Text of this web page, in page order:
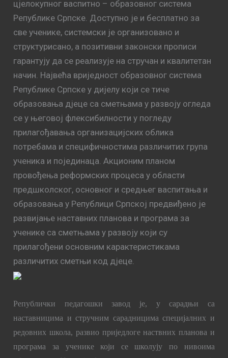
цјелокупног васпитно – образовног система
Републике Српске. Доступно је и бесплатно за
све ученике, системски је организовано и
структурисано, а позитивни законски прописи
гарантују да се реализује на стручан и квалитетан
начин. Највећа вриједност образовног система
Републике Српске у дијелу који се тиче
образовања дјеце са сметњама у развоју огледа
се у његовој флексибилности у погледу
прилагођавања организацијских облика
потребама и специфичностима различитих група
ученика и појединаца. Акционим планом
провођењa реформских процеса у области
предшколског, основног и средњег васпитања и
образовања у Републици Српској предвиђено је
развијање наставних планова и програма за
ученике са сметњама у развоју који су
прилагођени основним карактеристикама
различитих сметњи код дјеце.
Републички педагошки завод je, у
сарадњи са
наставницима и стручним сарадницима специјалних и
редовних школа, развио приједлоге наствних планова и
програма за ученике који се школују по нивоима